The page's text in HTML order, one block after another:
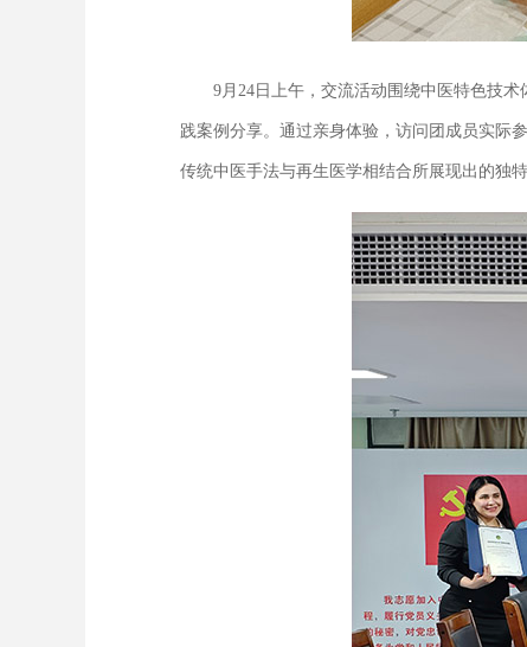
9月24日上午，交流活动围绕中医特色技术
践案例分享。通过亲身体验，访问团成员实际
传统中医手法与再生医学相结合所展现出的独